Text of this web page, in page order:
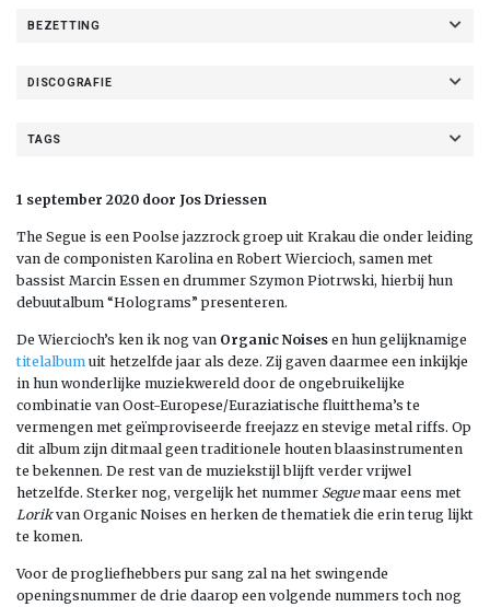
BEZETTING
DISCOGRAFIE
TAGS
1 september 2020 door Jos Driessen
The Segue is een Poolse jazzrock groep uit Krakau die onder leiding
van de componisten Karolina en Robert Wiercioch, samen met
bassist Marcin Essen en drummer Szymon Piotrwski, hierbij hun
debuutalbum “Holograms” presenteren.
De Wiercioch’s ken ik nog van Organic Noises en hun gelijknamige
titelalbum uit hetzelfde jaar als deze. Zij gaven daarmee een inkijkje
in hun wonderlijke muziekwereld door de ongebruikelijke
combinatie van Oost-Europese/Euraziatische fluitthema’s te
vermengen met geïmproviseerde freejazz en stevige metal riffs. Op
dit album zijn ditmaal geen traditionele houten blaasinstrumenten
te bekennen. De rest van de muziekstijl blijft verder vrijwel
hetzelfde. Sterker nog, vergelijk het nummer Seguemaar eens met
Lorikvan Organic Noises en herken de thematiek die erin terug lijkt
te komen.
Voor de progliefhebbers pur sang zal na het swingende
openingsnummer de drie daarop een volgende nummers toch nog